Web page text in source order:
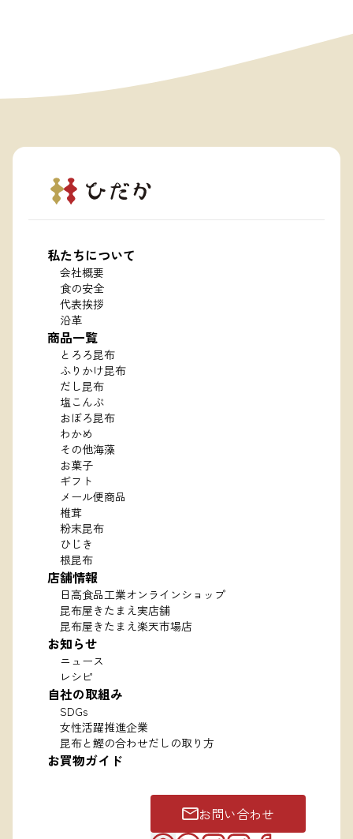
私たちについて
会社概要
食の安全
代表挨拶
沿革
商品一覧
とろろ昆布
ふりかけ昆布
だし昆布
塩こんぶ
おぼろ昆布
わかめ
その他海藻
お菓子
ギフト
メール便商品
椎茸
粉末昆布
ひじき
根昆布
店舗情報
日高食品工業オンラインショップ
昆布屋きたまえ実店舗
昆布屋きたまえ楽天市場店
お知らせ
ニュース
レシピ
自社の取組み
SDGs
女性活躍推進企業
昆布と鰹の合わせだしの取り方
お買物ガイド
お問い合わせ